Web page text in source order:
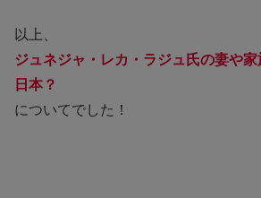
以上、
ジュネジャ・レカ・ラジュ氏の妻や
日本？
についてでした！